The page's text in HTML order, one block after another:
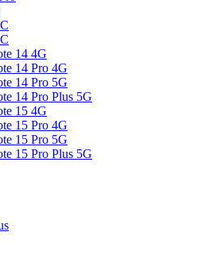
14 4G
14 Pro 4G
14 Pro 5G
14 Pro Plus 5G
15 4G
15 Pro 4G
15 Pro 5G
15 Pro Plus 5G